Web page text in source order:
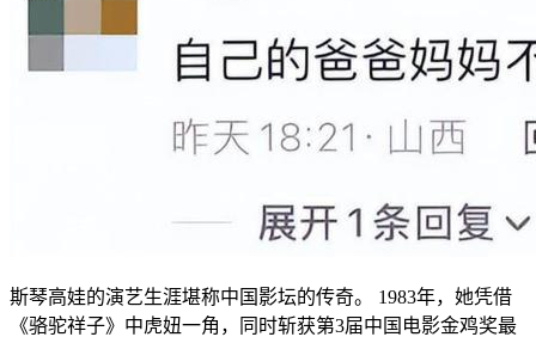
斯琴高娃的演艺生涯堪称中国影坛的传奇。 1983年，她凭借
《骆驼祥子》中虎妞一角，同时斩获第3届中国电影金鸡奖最